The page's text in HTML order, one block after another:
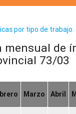
por tipo de trabajo.
mensual de
73/03
Marzo Abril